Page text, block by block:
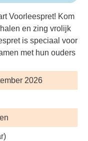
Voorleespret! Kom
en zing vrolijk
is speciaal voor
met hun ouders
2026